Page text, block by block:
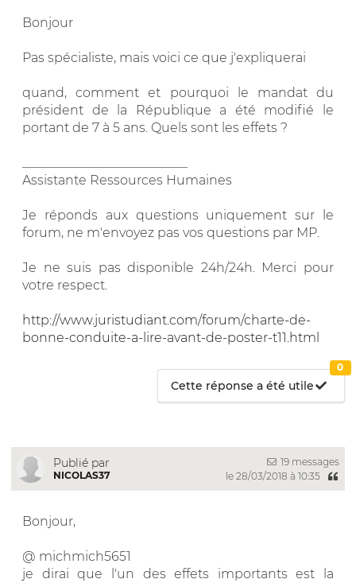
Bonjour
Pas spécialiste, mais voici ce que j'expliquerai
quand, comment et pourquoi le mandat du
président de la République a été modifié le
portant de 7 à 5 ans. Quels sont les effets ?
Assistante Ressources Humaines
Je réponds aux questions uniquement sur le
forum, ne m'envoyez pas vos questions par MP.
Je ne suis pas disponible 24h/24h. Merci pour
votre respect.
http://www.juristudiant.com/forum/charte-de-
bonne-conduite-a-lire-avant-de-poster-t11.html
Cette réponse a été utile
0
Publié par
NICOLAS37
19 messages
le 28/03/2018 à 10:35
Bonjour,
@ michmich5651
je dirai que l'un des effets importants est la